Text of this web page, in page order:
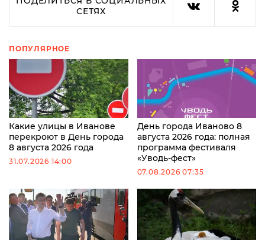
СЕТЯХ
ПОПУЛЯРНОЕ
Какие улицы в Иванове
перекроют в День города
8 августа 2026 года
31.07.2026 14:00
День города Иваново 8
августа 2026 года: полная
программа фестиваля
«Уводь-фест»
07.08.2026 07:35